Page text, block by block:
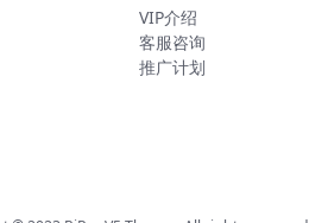
VIP介绍
客服咨询
推广计划